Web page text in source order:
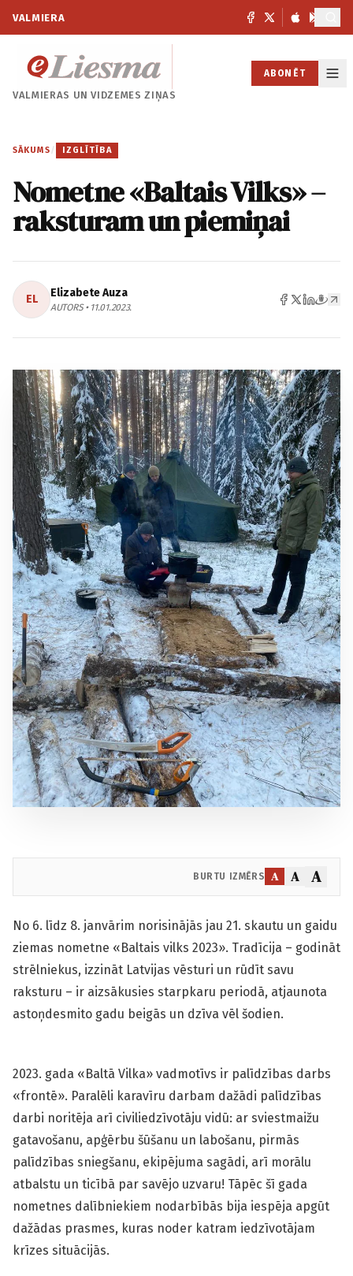
VALMIERA
VALMIERAS UNVIDZEMES ZIŅAS
ABONĒT
SĀKUMS / IZGLĪTĪBA
Nometne «Baltais Vilks» –
raksturam un piemiņai
EL Elizabete Auza
AUTORS • 11.01.2023.
BURTU IZMĒRS A A A
No 6. līdz 8. janvārim norisinājās jau 21. skautu un gaidu
ziemas nometne «Baltais vilks 2023». Tradīcija – godināt
strēlniekus, izzināt Latvijas vēsturi un rūdīt savu
raksturu – ir aizsākusies starpkaru periodā, atjaunota
astoņdesmito gadu beigās un dzīva vēl šodien.
2023. gada «Baltā Vilka» vadmotīvs ir palīdzības darbs
«frontē». Paralēli karavīru darbam dažādi palīdzības
darbi noritēja arī civiliedzīvotāju vidū: ar sviestmaižu
gatavošanu, apģērbu šūšanu un labošanu, pirmās
palīdzības sniegšanu, ekipējuma sagādi, arī morālu
atbalstu un ticībā par savējo uzvaru! Tāpēc šī gada
nometnes dalībniekiem nodarbībās bija iespēja apgūt
dažādas prasmes, kuras noder katram iedzīvotājam
krīzes situācijās.